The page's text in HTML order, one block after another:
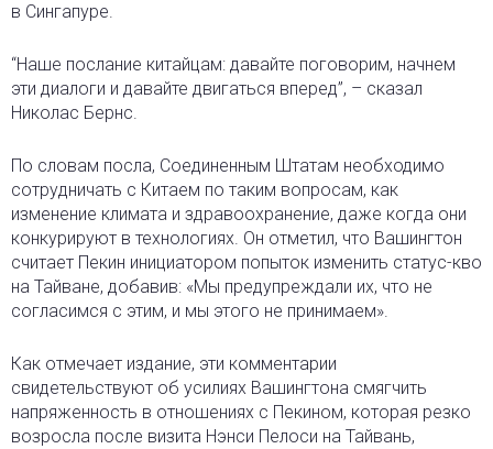
в Сингапуре.
“Наше послание китайцам: давайте поговорим, начнем
эти диалоги и давайте двигаться вперед”, – сказал
Николас Бернс.
По словам посла, Соединенным Штатам необходимо
сотрудничать с Китаем по таким вопросам, как
изменение климата и здравоохранение, даже когда они
конкурируют в технологиях. Он отметил, что Вашингтон
считает Пекин инициатором попыток изменить статус-кво
на Тайване, добавив: «Мы предупреждали их, что не
согласимся с этим, и мы этого не принимаем».
Как отмечает издание, эти комментарии
свидетельствуют об усилиях Вашингтона смягчить
напряженность в отношениях с Пекином, которая резко
возросла после визита Нэнси Пелоси на Тайвань,